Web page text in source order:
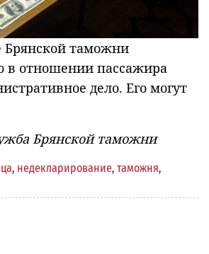
Брянской таможни
в отношении пассажира
дело. Его могут
Брянской таможни
, недекларирование, таможня,